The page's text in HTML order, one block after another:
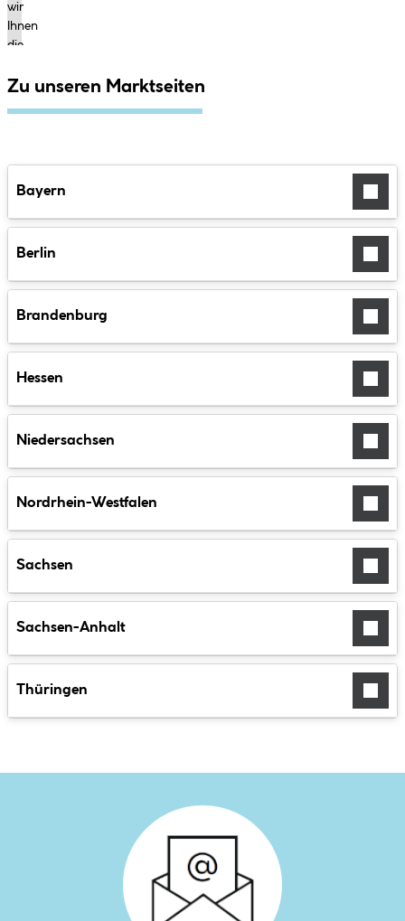
wir
Ihnen
die
von
Dieser
Service
Daten
Ihren
Aktivitäten
Zu unseren Marktseiten
Bayern
Berlin
Brandenburg
Hessen
Niedersachsen
Nordrhein-Westfalen
Sachsen
Sachsen-Anhalt
Thüringen